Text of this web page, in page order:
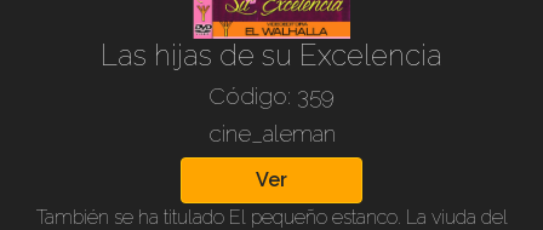
Las hijas de su Excelencia
Código: 359
cine_aleman
Ver
También se ha titulado El pequeño estanco. La viuda del